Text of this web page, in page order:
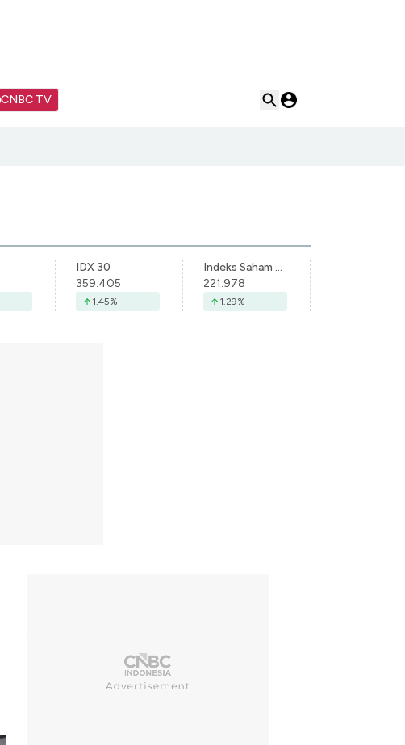
CNBC TV
IDX 30
359.405
1.45%
Indeks Saham Syariah Indonesia
221.978
1.29%